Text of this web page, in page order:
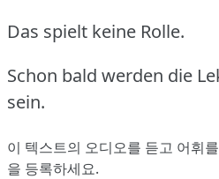
Das spielt keine Rolle.
Schon bald werden die
sein.
이 텍스트의 오디오를 듣고 어휘
을 등록하세요.